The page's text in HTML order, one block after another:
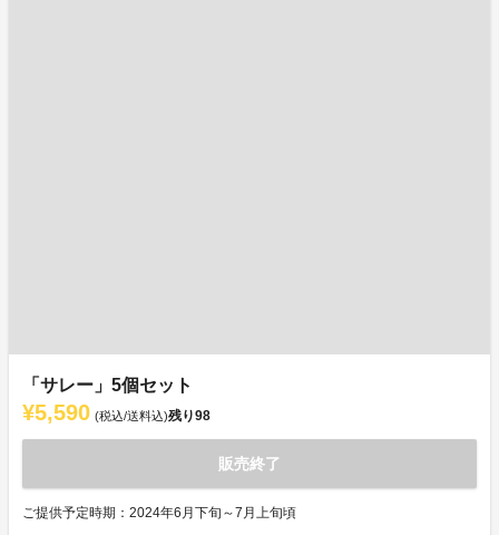
「サレー」5個セット
¥5,590 (税込/送料込)残り98
販売終了
ご提供予定時期：2024年6月下旬～7月上旬頃